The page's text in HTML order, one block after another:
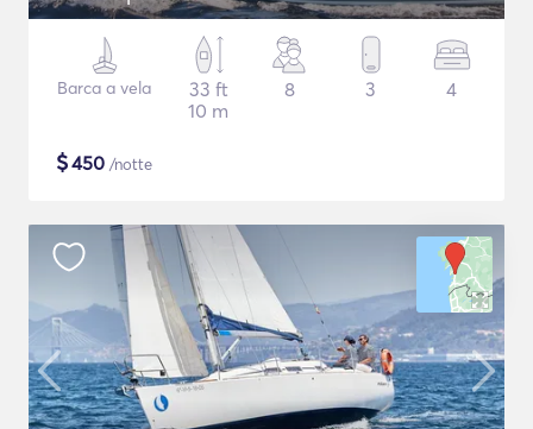
Barca a vela
33 ft
10 m
8 3 4
$450 /notte